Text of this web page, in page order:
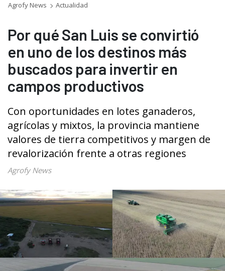
Agrofy News Actualidad
Por qué San Luis se convirtió
en uno de los destinos más
buscados para invertir en
campos productivos
Con oportunidades en lotes ganaderos,
agrícolas y mixtos, la provincia mantiene
valores de tierra competitivos y margen de
revalorización frente a otras regiones
Agrofy News